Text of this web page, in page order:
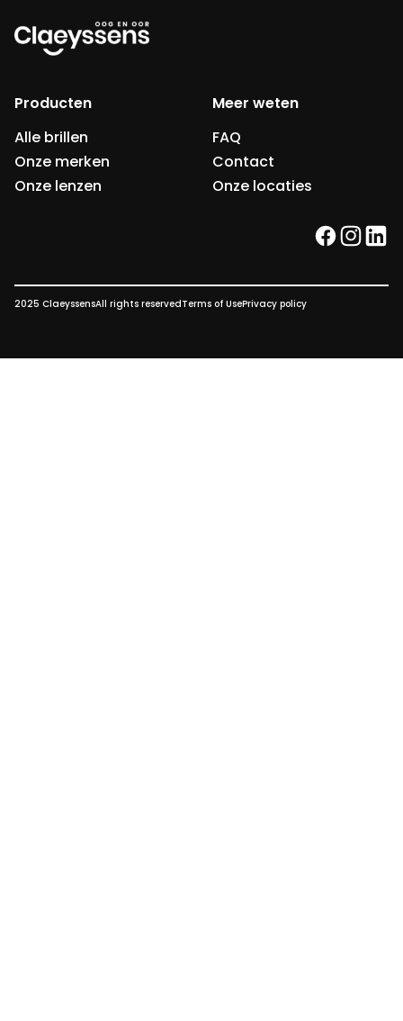
Producten
Alle brillen
Onze merken
Onze lenzen
Meer weten
FAQ
Contact
Onze locaties
facebook
2025 ClaeyssensAll rights reservedTerms of UsePrivacy policy